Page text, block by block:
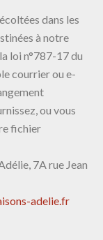
dans les
à notre
loi n°787-17 du
courrier ou e-
ou vous
fichier
7A rue Jean
adelie.fr